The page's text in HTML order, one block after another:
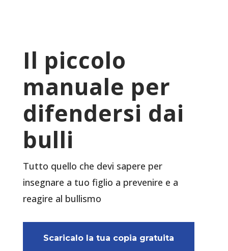
Il piccolo
manuale per
difendersi dai
bulli
Tutto quello che devi sapere per
insegnare a tuo figlio a prevenire e a
reagire al bullismo
Scaricalo la tua copia gratuita